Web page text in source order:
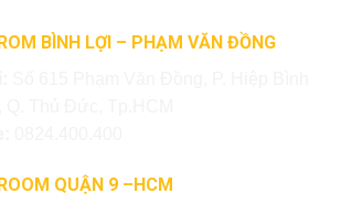
BÌNH LỢI – PHẠM VĂN ĐỒNG
QUẬN 9 –HCM